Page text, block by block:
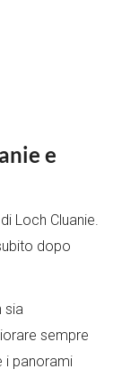
e
Loch Cluanie.
dopo
sia
sempre
i panorami